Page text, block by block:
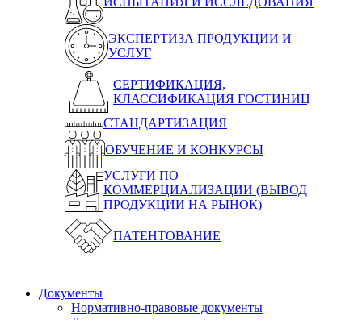
ЭКСПЕРТИЗА ПРОДУКЦИИ И
УСЛУГ
СЕРТИФИКАЦИЯ,
КЛАССИФИКАЦИЯ ГОСТИНИЦ
СТАНДАРТИЗАЦИЯ
ОБУЧЕНИЕ И КОНКУРСЫ
УСЛУГИ ПО
КОММЕРЦИАЛИЗАЦИИ (ВЫВОД
ПРОДУКЦИИ НА РЫНОК)
ПАТЕНТОВАНИЕ
Документы
Нормативно-правовые документы